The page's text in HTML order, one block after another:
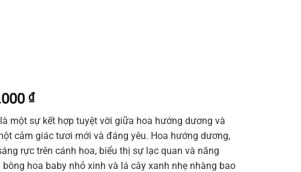
₫.
₫Giá
hiện
tại
là:
210.000 ₫.
là một sự kết hợp tuyệt vời giữa hoa hướng dương và
cảm giác tươi mới và đáng yêu. Hoa hướng dương,
rực trên cánh hoa, biểu thị sự lạc quan và năng
hoa baby nhỏ xinh và lá cây xanh nhẹ nhàng bao